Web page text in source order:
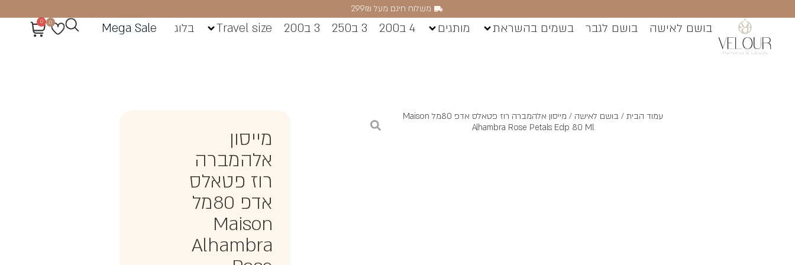
משלוח חינם מעל 299₪
בושם לאישה בושם לגבר בשמים בהשראת מותגים 4 ב200 3 ב250 3 ב200 Travel size בלוג Mega Sale
0
0
עמוד הבית/ בושם לאישה
/ מייסון אלהמברה רוז פטאלס אדפ 80מל Maison
Alhambra Rose Petals Edp 80 Ml
מייסון
אלהמברה
רוז פטאלס
אדפ 80מל
Maison
Alhambra